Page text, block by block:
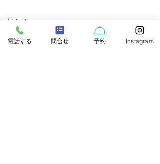
お知らせ
ゆくるん家
電話する 問合せ 予約 Instagram